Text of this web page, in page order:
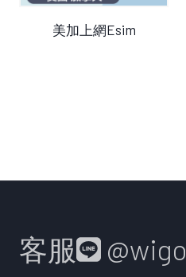
查看產品
美加上網Esim
客服 @wigo